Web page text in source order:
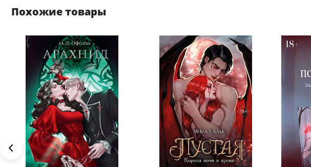
Похожие товары